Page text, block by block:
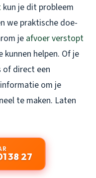
kun je dit probleem
we praktische doe-
je afvoer verstopt
helpen. Of je
direct een
om je
te maken. Laten
38 27